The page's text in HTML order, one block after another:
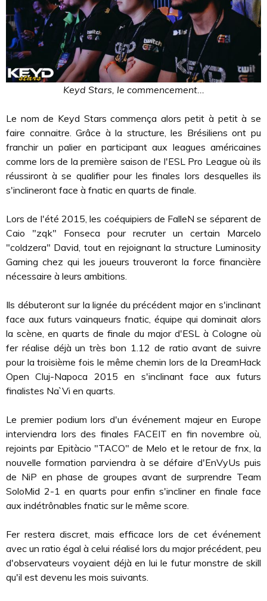
Keyd Stars, le commencement...
Le nom de Keyd Stars commença alors petit à petit à se
faire connaitre. Grâce à la structure, les Brésiliens ont pu
franchir un palier en participant aux leagues américaines
comme lors de la première saison de l'ESL Pro League où ils
réussiront à se qualifier pour les finales lors desquelles ils
s'inclineront face à fnatic en quarts de finale.
Lors de l'été 2015, les coéquipiers de FalleN se séparent de
Caio "zqk" Fonseca pour recruter un certain Marcelo
"coldzera" David, tout en rejoignant la structure Luminosity
Gaming chez qui les joueurs trouveront la force financière
nécessaire à leurs ambitions.
Ils débuteront sur la lignée du précédent major en s'inclinant
face aux futurs vainqueurs fnatic, équipe qui dominait alors
la scène, en quarts de finale du major d'ESL à Cologne où
fer réalise déjà un très bon 1.12 de ratio avant de suivre
pour la troisième fois le même chemin lors de la DreamHack
Open Cluj-Napoca 2015 en s'inclinant face aux futurs
finalistes Na`Vi en quarts.
Le premier podium lors d'un événement majeur en Europe
interviendra lors des finales FACEIT en fin novembre où,
rejoints par Epitàcio "TACO" de Melo et le retour de fnx, la
nouvelle formation parviendra à se défaire d'EnVyUs puis
de NiP en phase de groupes avant de surprendre Team
SoloMid 2-1 en quarts pour enfin s'incliner en finale face
aux indétrônables fnatic sur le même score.
Fer restera discret, mais efficace lors de cet événement
avec un ratio égal à celui réalisé lors du major précédent, peu
d'observateurs voyaient déjà en lui le futur monstre de skill
qu'il est devenu les mois suivants.